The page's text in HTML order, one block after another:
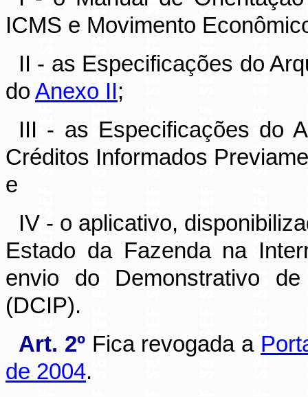
ICMS e Movimento
II - as Especificações do
do Anexo II;
III - as Especificações do
Créditos Informados
e
IV - o aplicativo,
Estado da Fazenda na
envio do Demonstrativo
(DCIP).
Art. 2ºFica revogada a
de 2004.